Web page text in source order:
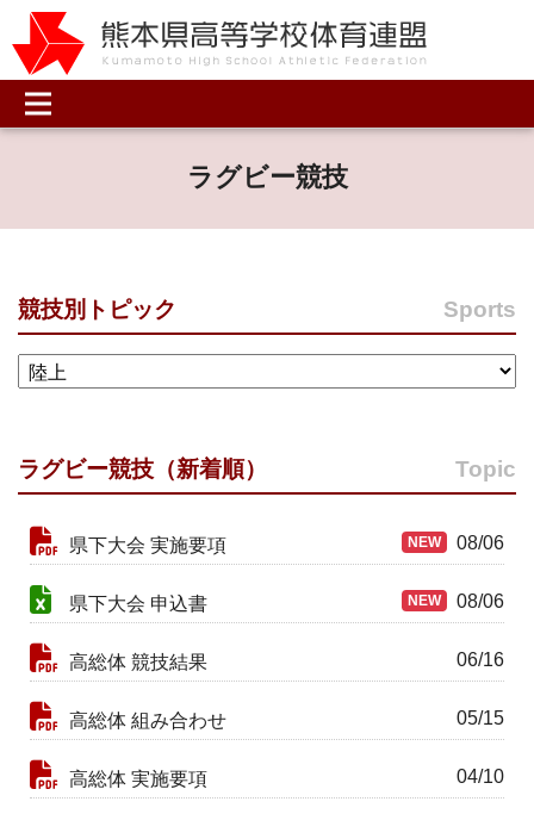
ラグビー競技
競技別トピック Sports
ラグビー競技（新着順） Topic
県下大会 実施要項 NEW 08/06
県下大会 申込書 NEW 08/06
高総体 競技結果 06/16
高総体 組み合わせ 05/15
高総体 実施要項 04/10